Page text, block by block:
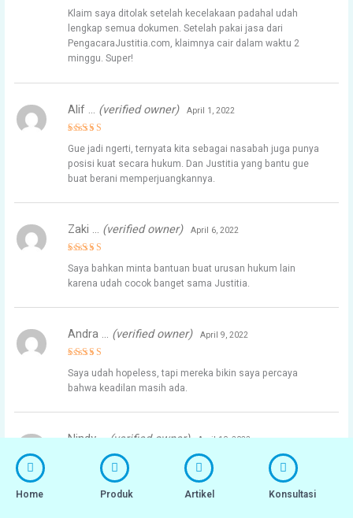
Rated
out of 5
Klaim saya ditolak setelah kecelakaan padahal udah
lengkap semua dokumen. Setelah pakai jasa dari
PengacaraJustitia.com, klaimnya cair dalam waktu 2
minggu. Super!
out of 5
Alif … (verified owner) April 1, 2022
Gue jadi ngerti, ternyata kita sebagai nasabah juga punya
posisi kuat secara hukum. Dan Justitia yang bantu gue
buat berani memperjuangkannya.
out of 5
Zaki … (verified owner) April 6, 2022
Saya bahkan minta bantuan buat urusan hukum lain
karena udah cocok banget sama Justitia.
Rated5
out of 5
Andra … (verified owner) April 9, 2022
Saya udah hopeless, tapi mereka bikin saya percaya
bahwa keadilan masih ada.
Rated5
out of 5
Nindy …(verified owner) April 10, 2022
Pas suami gue wafat karena sakit jantung, klaim asuransi
jiwa ditolak karena katanya penyakitnya udah ada dari
Home Produk Artikel Konsultasi